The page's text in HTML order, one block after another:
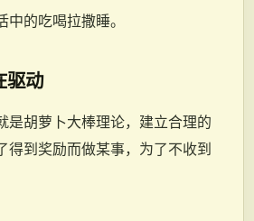
的吃喝拉撒睡。
驱动
是胡萝卜大棒理论，建立合理的
得到奖励而做某事，为了不收到